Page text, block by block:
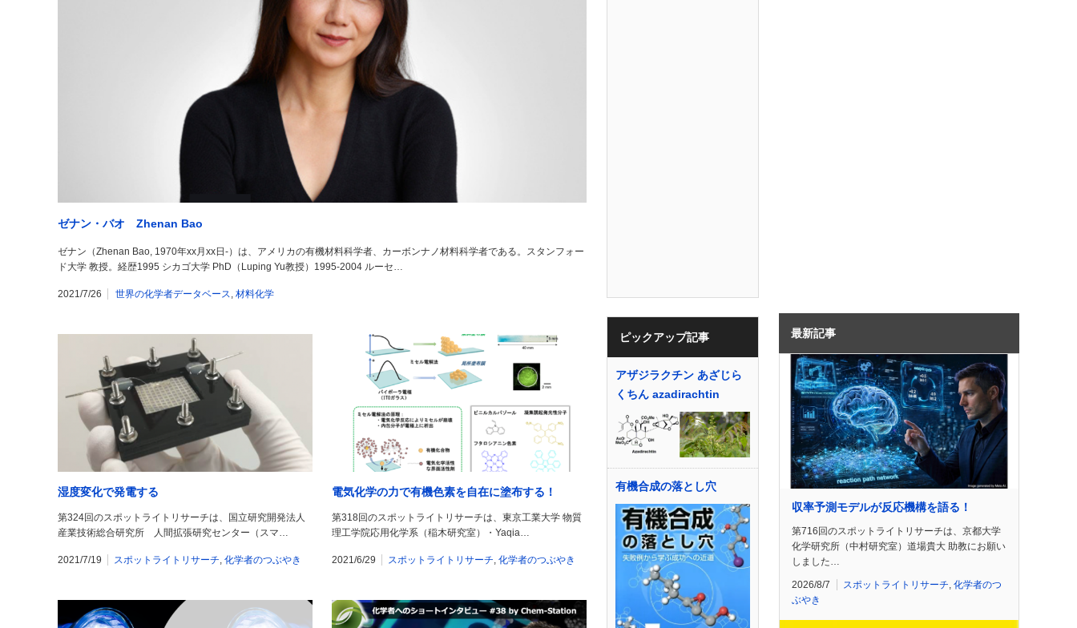
ゼナン・バオ Zhenan Bao
ゼナン（Zhenan Bao, 1970年xx月xx日-）は、アメリカの有機材料科学者、カーボンナノ材料科学者である。スタンフォー
ド大学 教授。経歴1995 シカゴ大学 PhD（Luping Yu教授）1995-2004 ルーセ…
2021/7/26 世界の化学者データベース, 材料化学
湿度変化で発電する
第324回のスポットライトリサーチは、国立研究開発法人
産業技術総合研究所 人間拡張研究センター（スマ…
2021/7/19 スポットライトリサーチ, 化学者のつぶやき
電気化学の力で有機色素を自在に塗布する！
第318回のスポットライトリサーチは、東京工業大学 物質
理工学院応用化学系（稲木研究室）・Yaqia…
2021/6/29 スポットライトリサーチ, 化学者のつぶやき
ピックアップ記事
アザジラクチン あざじら
くちん azadirachtin
有機合成の落とし穴
最新記事
収率予測モデルが反応機構を語る！
第716回のスポットライトリサーチは、京都大学
化学研究所（中村研究室）道場貴大 助教にお願い
しました…
2026/8/7 スポットライトリサーチ 化学者のつ
ぶやき